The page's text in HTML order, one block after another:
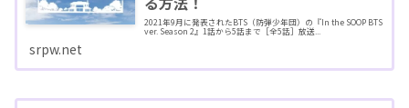
2021年9月に発表されたBTS（防弾少年団）の『In the SOOP BTS
ver. Season 2』1話から5話まで［全5話］放送...
srpw.net